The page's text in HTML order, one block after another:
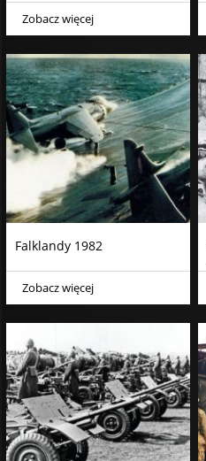
Zobacz więcej
Falklandy 1982
Zobacz więcej